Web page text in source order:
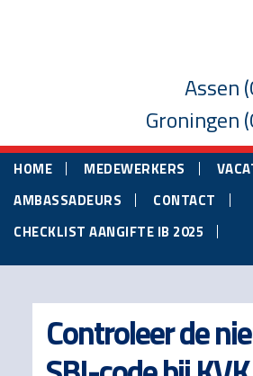
Assen
Groningen
HOME MEDEWERKERS
AMBASSADEURS
CONTACT
CHECKLIST AANGIFTE IB 2025
Controleer de